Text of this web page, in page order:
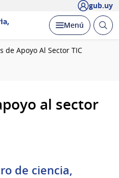
gub.uy
Desplegar
Menú Abrir
de Apoyo Al Sector TIC
al sector
de ciencia,